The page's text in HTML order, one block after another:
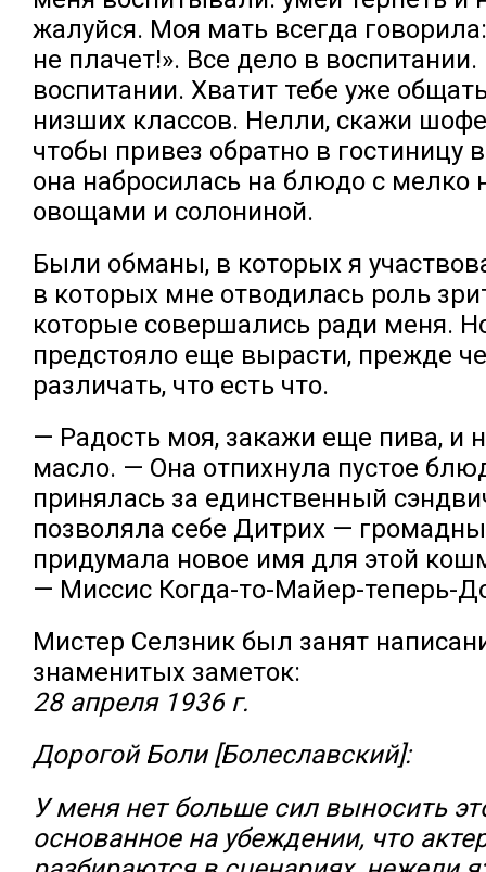
жалуйся. Моя мать всегда
не плачет!». Все дело в воспитании.
воспитании. Хватит тебе уже
низших классов. Нелли, скажи
чтобы привез обратно в
она набросилась на блюдо с мелко
овощами и солониной.
Были обманы, в которых я
в которых мне отводилась роль
которые совершались ради меня.
предстояло еще вырасти, прежде
различать, что есть что.
— Радость моя, закажи еще пива, и
масло. — Она отпихнула пустое
принялась за единственный
позволяла себе Дитрих —
придумала новое имя для этой
— Миссис Когда-то-Майер-теперь-
Мистер Селзник был занят
знаменитых заметок:
28 апреля 1936 г.
Дорогой Боли [Болеславский]:
У меня нет больше сил выносить
основанное на убеждении, что